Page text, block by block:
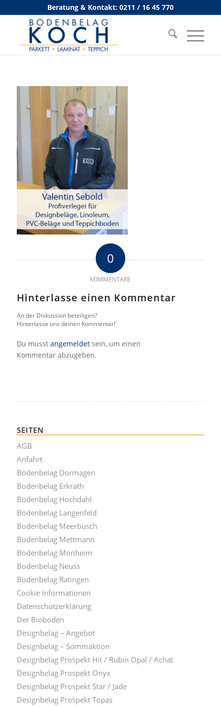
Beratung & Kontakt: 0211 / 16 45 770
0
KOMMENTARE
Hinterlasse einen Kommentar
An der Diskussion beteiligen?
Hinterlasse uns deinen Kommentar!
Du musst angemeldetsein, um einen
Kommentar abzugeben.
SEITEN
AGB
Anfahrt
Bodenbelag Dormagen
Bodenbelag Erkrath
Bodenbelag Hochdahl
Bodenbelag Langenfeld
Bodenbelag Meerbusch
Bodenbelag Mettmann
Bodenbelag Monheim
Bodenbelag Neuss
Bodenbelag Ratingen
Cookie Informationen
Datenschutzerklärung
Der Bioboden
Designbelag – Angebot
Designbelag – Sommaktion
Designbelag Prospekt Hit / Rubin Opal / Achat
Designbelag Prospekt Onyx
Designbelag Prospekt Star / Jade
Designbelag Prospekt Topas